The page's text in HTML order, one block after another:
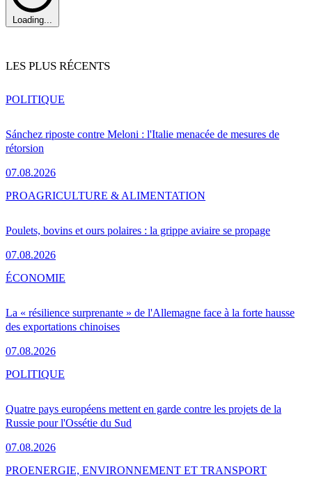
Loading...
LES PLUS RÉCENTS
Sánchez riposte contre Meloni : l'Italie menacée de mesures de
rétorsion
07.08.2026
POLITIQUE
Poulets, bovins et ours polaires : la grippe aviaire se propage
07.08.2026
PROAGRICULTURE & ALIMENTATION
La « résilience surprenante » de l'Allemagne face à la forte hausse
des exportations chinoises
07.08.2026
ÉCONOMIE
Quatre pays européens mettent en garde contre les projets de la
Russie pour l'Ossétie du Sud
07.08.2026
POLITIQUE
PROENERGIE, ENVIRONNEMENT ET TRANSPORT